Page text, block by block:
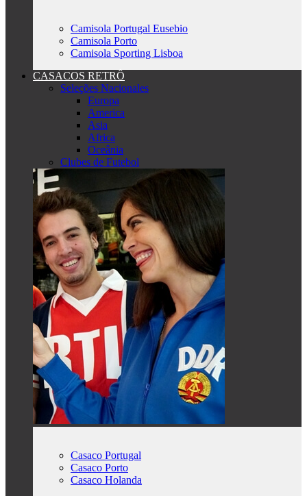
Camisola Portugal Eusebio
Camisola Porto
Camisola Sporting Lisboa
CASACOS RETRÔ
Seleções Nacionales
Europa
America
Asia
Africa
Oceânia
Clubes de Futebol
Casaco Portugal
Casaco Porto
Casaco Holanda